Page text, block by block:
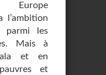
Europe
l’ambition
parmi les
Mais à
et en
et